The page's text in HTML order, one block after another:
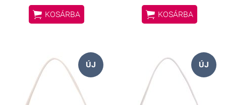
 KOSÁRBA  KOSÁRBA
ÚJ ÚJ